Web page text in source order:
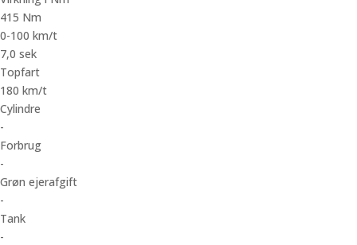
415 Nm
0-100 km/t
7,0 sek
Topfart
180 km/t
Cylindre
-
Forbrug
-
Grøn ejerafgift
-
Tank
-